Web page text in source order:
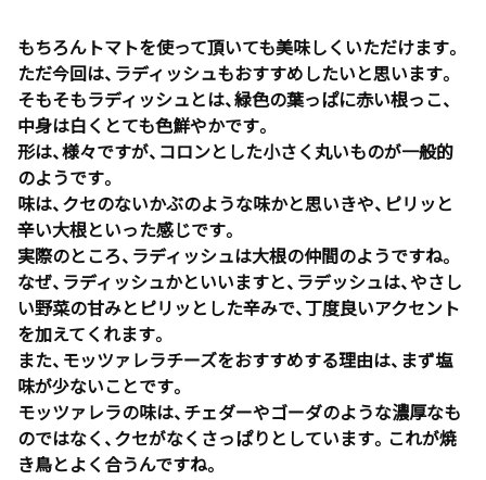
もちろんトマトを使って頂いても美味しくいただけます。
ただ今回は、ラディッシュもおすすめしたいと思います。
そもそもラディッシュとは、緑色の葉っぱに赤い根っこ、
中身は白くとても色鮮やかです。
形は、様々ですが、コロンとした小さく丸いものが一般的
のようです。
味は、クセのないかぶのような味かと思いきや、ピリッと
辛い大根といった感じです。
実際のところ、ラディッシュは大根の仲間のようですね。
なぜ、ラディッシュかといいますと、ラデッシュは、やさし
い野菜の甘みとピリッとした辛みで、丁度良いアクセント
を加えてくれます。
また、モッツァレラチーズをおすすめする理由は、まず塩
味が少ないことです。
モッツァレラの味は、チェダーやゴーダのような濃厚なも
のではなく、クセがなくさっぱりとしています。これが焼
き鳥とよく合うんですね。